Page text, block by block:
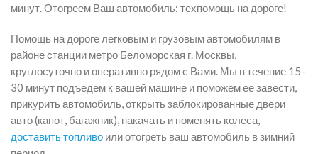
минут. Отогреем Ваш автомобиль: техпомощь на дороге!
Помощь на дороге легковым и грузовым автомобилям в
районе станции метро Беломорская г. Москвы,
круглосуточно и оперативно рядом с Вами. Мы в течение 15-
30 минут подъедем к вашей машине и поможем ее завести,
прикурить автомобиль, открыть заблокированные двери
авто (капот, багажник), накачать и поменять колеса,
доставить топливо или отогреть ваш автомобиль в зимний